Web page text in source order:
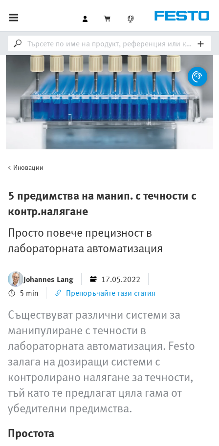
Иновации
5 предимства на манип. с течности с
контр.налягане
Просто повече прецизност в
лабораторната автоматизация
Johannes Lang
17.05.2022
5 min
Препоръчайте тази статия
Съществуват различни системи за
манипулиране с течности в
лабораторната автоматизация. Festo
залага на дозиращи системи с
контролирано налягане за течности,
тъй като те предлагат цяла гама от
убедителни предимства.
Простота